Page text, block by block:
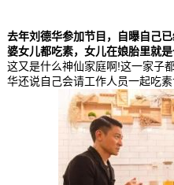
去年刘德华参加节目，自曝自己
婆女儿都吃素，女儿在娘胎里就是
这又是什么神仙家庭啊!这一家子
华还说自己会请工作人员一起吃